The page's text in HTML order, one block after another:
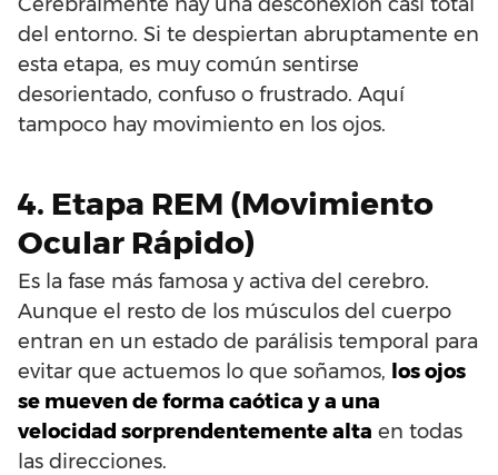
del entorno. Si te despiertan abruptamente en
esta etapa, es muy común sentirse
desorientado, confuso o frustrado. Aquí
tampoco hay movimiento en los ojos.
4. Etapa REM (Movimiento
Ocular Rápido)
Es la fase más famosa y activa del cerebro.
Aunque el resto de los músculos del cuerpo
entran en un estado de parálisis temporal para
evitar que actuemos lo que soñamos, los ojos
se mueven de forma caótica y a una
velocidad sorprendentemente alta en todas
las direcciones.